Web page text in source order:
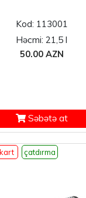
Kod: 113001
Həcmi: 21,5 l
50.00 AZN
Səbətə at
çatdırma